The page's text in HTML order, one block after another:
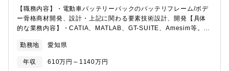
【職務内容】・電動車バッテリーパックのバッテリフレーム/ボデ
ー骨格商材開発、設計・上記に関わる要素技術設計、開発【具体
的な業務内容】・CATIA、MATLAB、GT-SUITE、Amesim等。必
を支援するフレックスタイムの導入、業務効率向上のための在宅
勤務・社内外研修も活用可。希望に応じて積極的に受講頂きなが
ら、知識習得、実践力向上を行って頂きます。【組織のミッショ
勤務地 愛知県
年収 610万円～1140万円